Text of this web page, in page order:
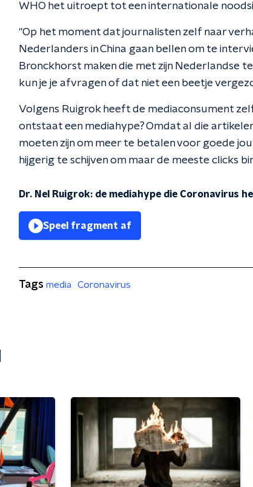
WHO het uitroept tot een internationale
"Op het moment dat journalisten zelf naar
Nederlanders in China gaan bellen om te
Bronckhorst maken die met zijn Nederlandse
kun je je afvragen of dat niet een beetje
Volgens Ruigrok heeft de mediaconsument
ontstaat een mediahype? Omdat al die
moeten zijn om meer te betalen voor goede
hijgerig te schijven om maar de meeste clicks
Dr. Nel Ruigrok: de mediahype die Coronavirus
Speel fragment af
Tags media Coronavirus